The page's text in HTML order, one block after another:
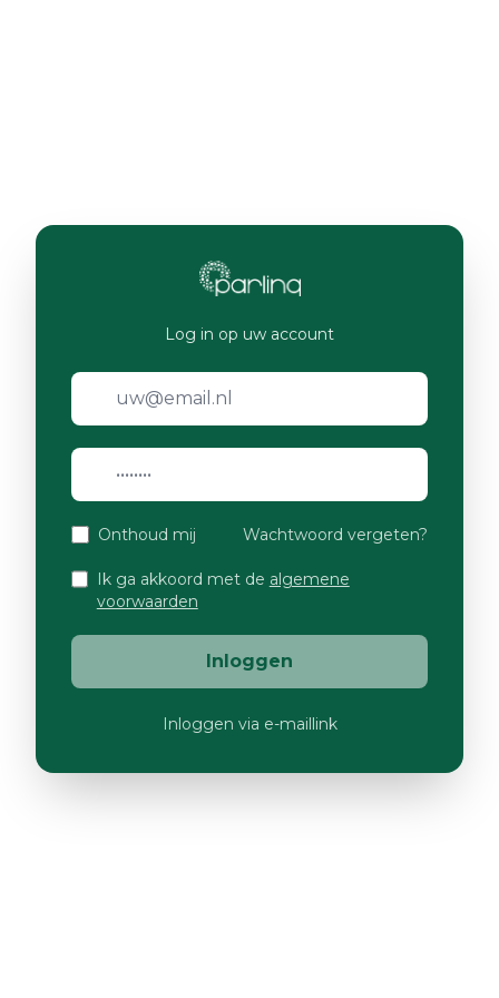
Log in op uw account
Onthoud mij Wachtwoord vergeten?
Ik ga akkoord met de algemene
voorwaarden
Inloggen
Inloggen via e-maillink